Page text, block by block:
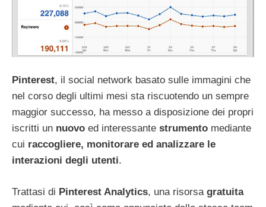
Pinterest, il social network basato sulle immagini che
nel corso degli ultimi mesi sta riscuotendo un sempre
maggior successo, ha messo a disposizione dei propri
iscritti un nuovo ed interessante strumento mediante
cui raccogliere, monitorare ed analizzare le
interazioni degli utenti.
Trattasi di Pinterest Analytics, una risorsa gratuita